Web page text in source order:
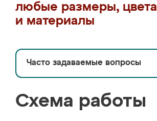
любые размеры, цвета
и материалы
Часто задаваемые вопросы
Схема работы